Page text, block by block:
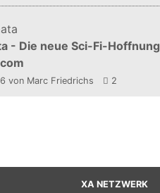
- Die neue Sci-Fi-Hoffnung
von Marc Friedrichs 2
XA NETZWERK